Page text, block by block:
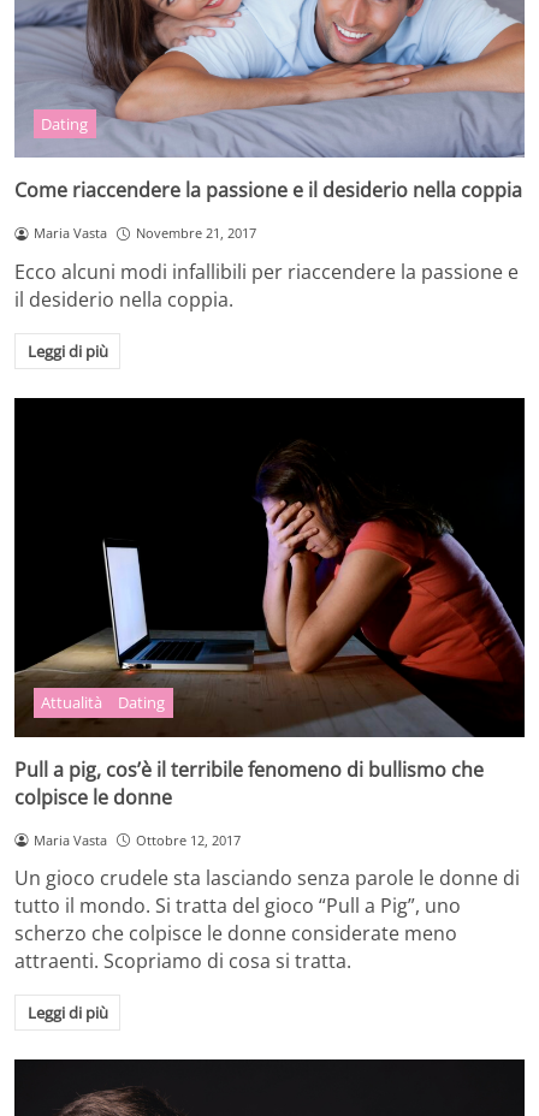
Dating
Come riaccendere la passione e il desiderio nella coppia
Maria Vasta Novembre 21, 2017
Ecco alcuni modi infallibili per riaccendere la passione e
il desiderio nella coppia.
Leggi di più
Attualità Dating
Pull a pig, cos’è il terribile fenomeno di bullismo che
colpisce le donne
Maria Vasta Ottobre 12, 2017
Un gioco crudele sta lasciando senza parole le donne di
tutto il mondo. Si tratta del gioco “Pull a Pig”, uno
scherzo che colpisce le donne considerate meno
attraenti. Scopriamo di cosa si tratta.
Leggi di più